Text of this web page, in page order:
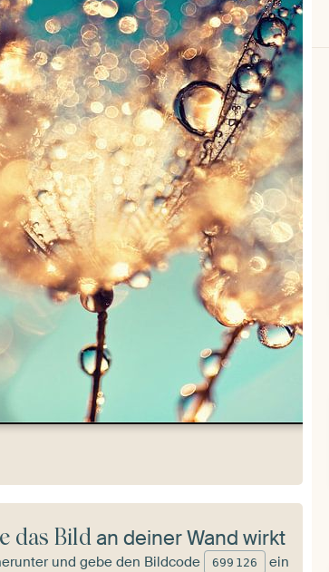
das Bildan deiner Wand wirkt
und gebe den Bildcode 699 126 ein